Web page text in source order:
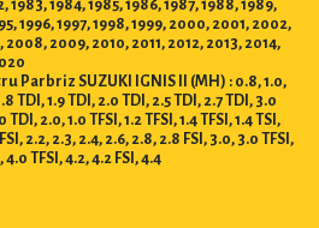
1984, 1985, 1986, 1987, 1988, 1989,
1996, 1997, 1998, 1999, 2000, 2001, 2002,
2009, 2010, 2011, 2012, 2013, 2014,
SUZUKI IGNIS II (MH) : 0.8, 1.0,
TDI, 1.9 TDI, 2.0 TDI, 2.5 TDI, 2.7 TDI, 3.0
2.0, 1.0 TFSI, 1.2 TFSI, 1.4 TFSI, 1.4 TSI,
2.2, 2.3, 2.4, 2.6, 2.8, 2.8 FSI, 3.0, 3.0 TFSI,
4.0 TFSI, 4.2, 4.2 FSI, 4.4